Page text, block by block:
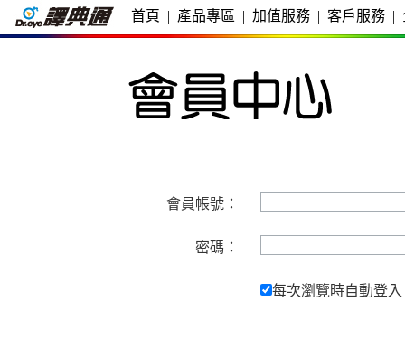
首頁 | 產品專區 | 加值服務 | 客戶服務 |
會員帳號：
密碼：
每次瀏覽時自動登入